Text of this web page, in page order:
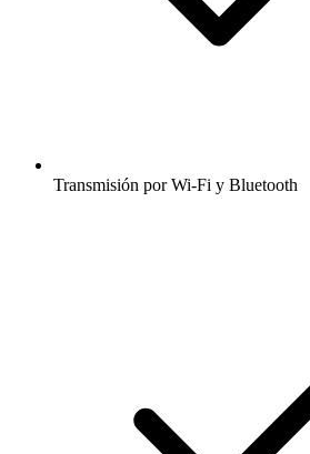
Transmisión por Wi-Fi y Bluetooth